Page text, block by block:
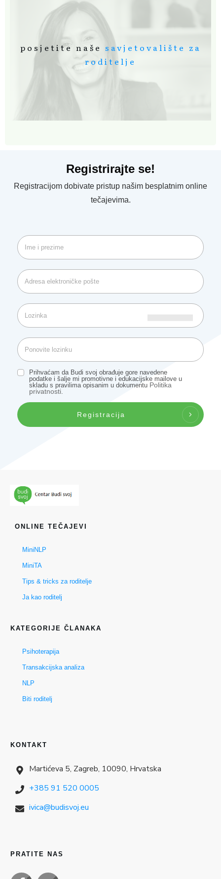
posjetite naše savjetovalište za
roditelje
Registrirajte se!
Registracijom dobivate pristup našim besplatnim online
tečajevima.
Prihvaćam da Budi svoj obrađuje gore navedene
podatke i šalje mi promotivne i edukacijske mailove u
skladu s pravilima opisanim u dokumentu Politika
privatnosti
Registracija
ONLINE TEČAJEVI
MiniNLP
MiniTA
Tips & tricks za roditelje
Ja kao roditelj
KATEGORIJE ČLANAKA
Psihoterapija
Transakcijska analiza
NLP
Biti roditelj
KONTAKT
Martićeva 5, Zagreb, 10090, Hrvatska
+385 91 520 0005
ivica@budisvoj.eu
PRATITE NAS